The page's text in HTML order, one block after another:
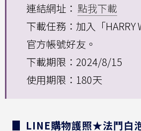
連結網址： 點我下載
下載任務：加入「HARRY
官方帳號好友。
下載期限：2024/8/15
使用期限：180天
▊ LINE購物護照★法鬥白